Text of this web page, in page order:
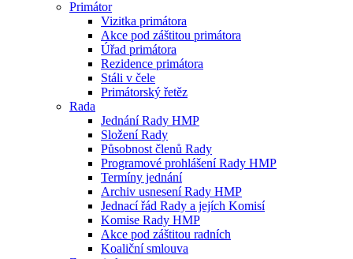
Primátor
Vizitka primátora
Akce pod záštitou primátora
Úřad primátora
Rezidence primátora
Stáli v čele
Primátorský řetěz
Rada
Jednání Rady HMP
Složení Rady
Působnost členů Rady
Programové prohlášení Rady HMP
Termíny jednání
Archiv usnesení Rady HMP
Jednací řád Rady a jejích Komisí
Komise Rady HMP
Akce pod záštitou radních
Koaliční smlouva